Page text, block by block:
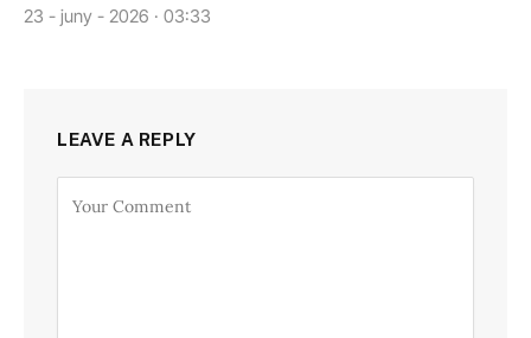
23 - juny - 2026 · 03:33
LEAVE A REPLY